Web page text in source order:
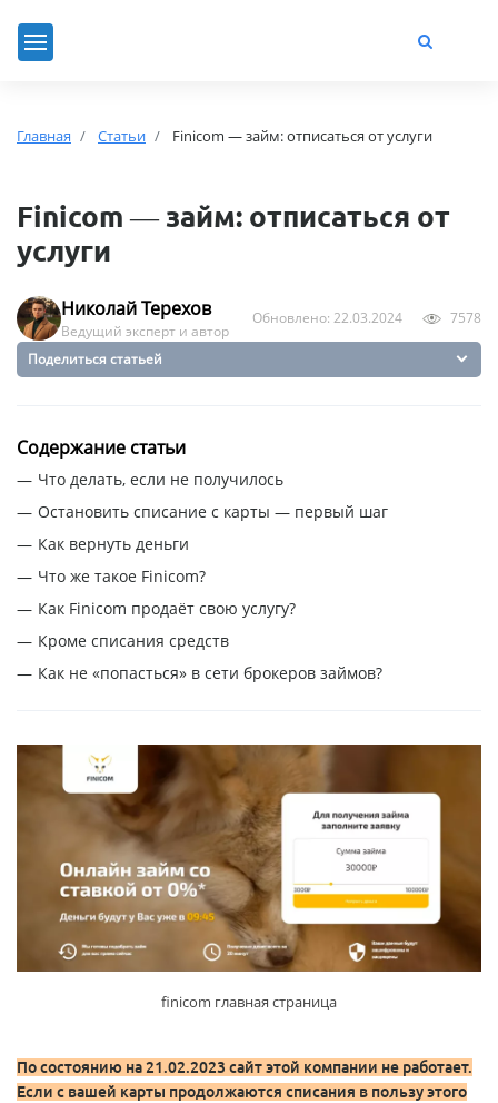
Главная Статьи Finicom — займ: отписаться от услуги
Finicom — займ: отписаться от
услуги
Николай Терехов
Ведущий эксперт и автор
Обновлено: 22.03.2024 7578
Поделиться статьей
Содержание статьи
Что делать, если не получилось
Остановить списание с карты — первый шаг
Как вернуть деньги
Что же такое Finicom?
Как Finicom продаёт свою услугу?
Кроме списания средств
Как не «попасться» в сети брокеров займов?
finicom главная страница
По состоянию на 21.02.2023 сайт этой компании не работает.
Если с вашей карты продолжаются списания в пользу этого